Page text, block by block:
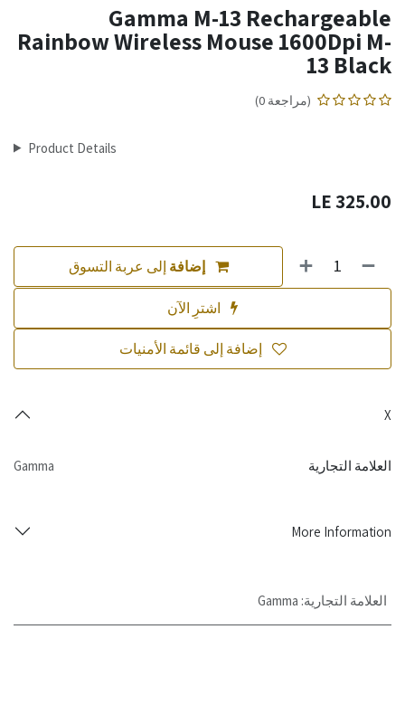
Gamma M-13 Rechargeable
Rainbow Wireless Mouse 1600Dpi M-
13 Black
(مراجعة 0)
Product Details
325.00
إضافة إلى عربة التسوق
إضافة إلى قائمة الأمنيات
X
العلامة التجارية Gamma
More Information
العلامة التجارية:
Gamma